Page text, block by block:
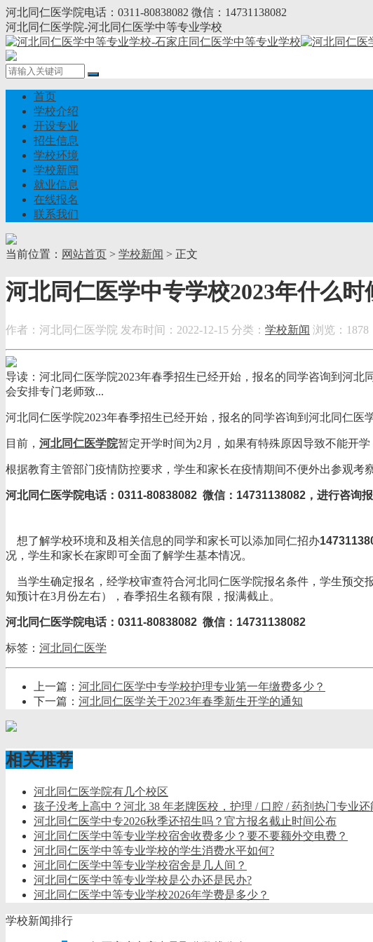
河北同仁医学院电话：0311-80838082 微信：14731138082
河北同仁医学院-河北同仁医学中等专业学校
首页
学校介绍
开设专业
招生信息
学校环境
学校新闻
就业信息
在线报名
联系我们
当前位置： 网站首页 > 学校新闻 > 正文
河北同仁医学中专学校2023年什么时
作者：河北同仁医学院 发布时间：2022-12-15 分类： 学校新闻 浏览：1878
导读：河北同仁医学院2023年春季招生已经开始，报名的同学咨询到河
会安排专门老师致...
河北同仁医学院2023年春季招生已经开始，报名的同学咨询到河北同仁医
目前， 河北同仁医学院暂定开学时间为2月，如果有特殊原因导致不能开学
根据教育主管部门疫情防控要求，学生和家长在疫情期间不便外出参观考
河北同仁医学院电话：0311-80838082 微信：14731138082，进行咨询报
想了解学校环境和及相关信息的同学和家长可以添加同仁招办
况，学生和家长在家即可全面了解学生基本情况。
当学生确定报名，经学校审查符合河北同仁医学院报名条件，学生预交
知预计在3月份左右），春季招生名额有限，报满截止。
河北同仁医学院电话：0311-80838082 微信：14731138082
标签： 河北同仁医学
上一篇： 河北同仁医学中专学校护理专业第一年缴费多少？
下一篇： 河北同仁医学关于2023年春季新生开学的通知
相关推荐
河北同仁医学院有几个校区
孩子没考上高中？河北 38 年老牌医校，护理 / 口腔 / 药剂热门专业还
河北同仁医学中专2026秋季还招生吗？官方报名截止时间公布
河北同仁医学中等专业学校宿舍收费多少？要不要额外交电费？
河北同仁医学中等专业学校的学生消费水平如何?
河北同仁医学中等专业学校宿舍是几人间？
河北同仁医学中等专业学校是公办还是民办?
河北同仁医学中等专业学校2026年学费是多少？
学校新闻排行